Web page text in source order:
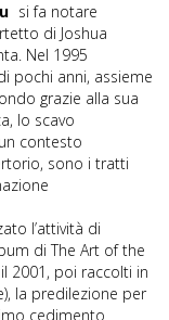
si fa notare
di Joshua
Nel 1995
pochi anni, assieme
grazie alla sua
lo scavo
contesto
sono i tratti
l’attività di
di The Art of the
2001, poi raccolti in
la predilezione per
cedimento